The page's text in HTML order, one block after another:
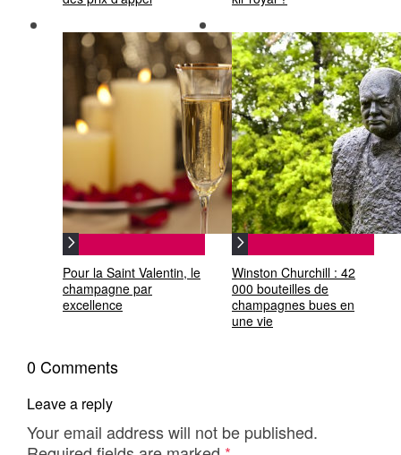
Pour la Saint Valentin, le
champagne par
excellence
Winston Churchill : 42
000 bouteilles de
champagnes bues en
une vie
0 Comments
Leave a reply
Your email address will not be published.